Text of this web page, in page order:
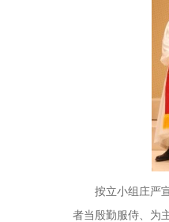
按立小组庄严
者当殷勤服侍、为